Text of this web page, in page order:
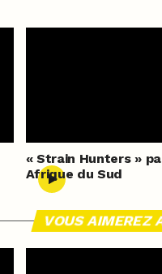
« Strain Hunters »
Afrique du Sud
VOUS AIMEREZ